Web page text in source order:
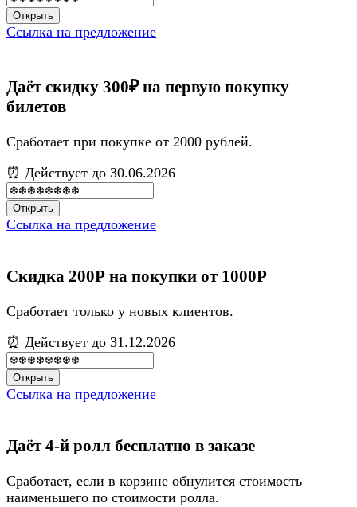
Открыть
Ссылка на предложение
Даёт скидку 300₽ на первую покупку
билетов
Сработает при покупке от 2000 рублей.
⏰ Действует до 30.06.2026
Открыть
Ссылка на предложение
Скидка 200Р на покупки от 1000Р
Сработает только у новых клиентов.
⏰ Действует до 31.12.2026
Открыть
Ссылка на предложение
Даёт 4-й ролл бесплатно в заказе
Сработает, если в корзине обнулится стоимость
наименьшего по стоимости ролла.